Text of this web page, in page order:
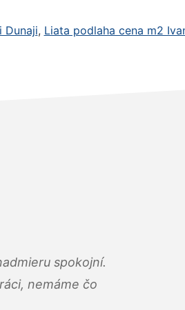
Dunaji, Liata podlaha cena m2
spokojní.
nemáme čo